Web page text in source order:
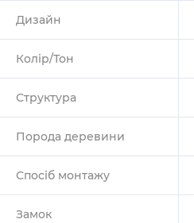
Дизайн
Колір/Тон
Структура
Порода деревини
Спосіб монтажу
Замок